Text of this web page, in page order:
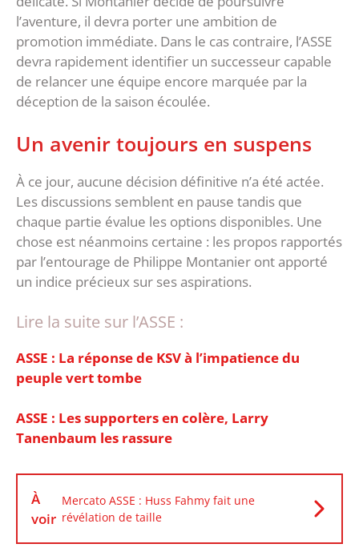
l’aventure, il devra porter une ambition de
promotion immédiate. Dans le cas contraire, l’ASSE
devra rapidement identifier un successeur capable
de relancer une équipe encore marquée par la
déception de la saison écoulée.
‎Un avenir toujours en suspens
‎À ce jour, aucune décision définitive n’a été actée.
Les discussions semblent en pause tandis que
chaque partie évalue les options disponibles. Une
chose est néanmoins certaine : les propos rapportés
par l’entourage de Philippe Montanier ont apporté
un indice précieux sur ses aspirations.
Lire la suite sur l’ASSE :
ASSE : La réponse de KSV à l’impatience du
peuple vert tombe
ASSE : Les supporters en colère, Larry
Tanenbaum les rassure
À
voir
Mercato ASSE : Huss Fahmy fait une
révélation de taille